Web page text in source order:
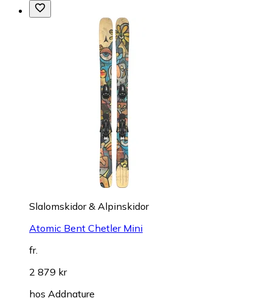
Slalomskidor & Alpinskidor
Atomic Bent Chetler Mini
fr.
2 879 kr
hos Addnature